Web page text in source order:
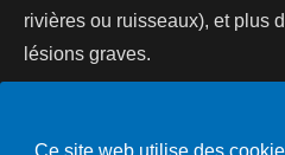
rivières ou ruisseaux), et plus
lésions graves.